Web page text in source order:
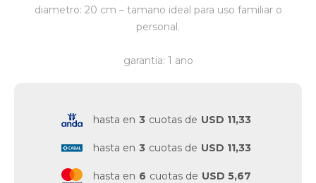
diametro: 20 cm – tamano ideal para uso familiar o
personal.
garantia: 1 ano
hasta en 3 cuotas de USD 11,33
hasta en 3 cuotas de USD 11,33
hasta en 6 cuotas de USD 5,67
Vestimenta y calzado